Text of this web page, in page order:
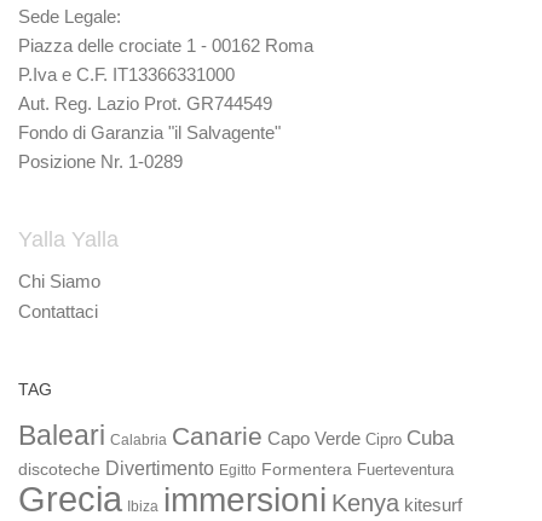
Sede Legale:
Piazza delle crociate 1 - 00162 Roma
P.Iva e C.F. IT13366331000
Aut. Reg. Lazio Prot. GR744549
Fondo di Garanzia "il Salvagente"
Posizione Nr. 1-0289
Yalla Yalla
Chi Siamo
Contattaci
TAG
Baleari Calabria Canarie Capo Verde Cipro Cuba
discoteche Divertimento Egitto Formentera Fuerteventura
Grecia Ibiza immersioni Kenya kitesurf